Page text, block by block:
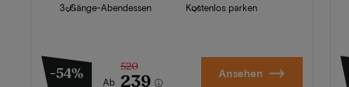
3-Gänge-Abendessen
Kostenlos parken
-54% Ab
520
239 Ansehen